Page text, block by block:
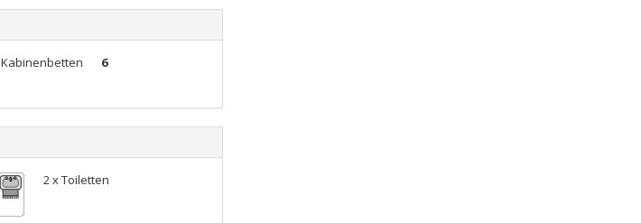
Kabinenbetten
6
2 x Toiletten